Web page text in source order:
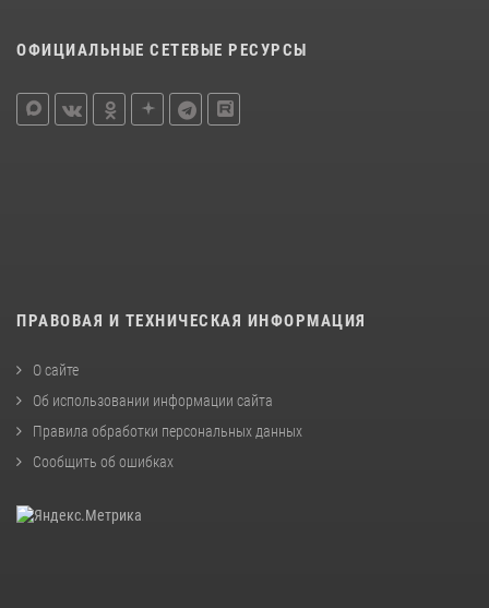
ОФИЦИАЛЬНЫЕ СЕТЕВЫЕ РЕСУРСЫ
ПРАВОВАЯ И ТЕХНИЧЕСКАЯ ИНФОРМАЦИЯ
О сайте
Об использовании информации сайта
Правила обработки персональных данных
Сообщить об ошибках